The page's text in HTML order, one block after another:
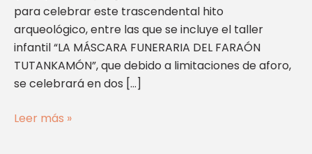
para celebrar este trascendental hito
arqueológico, entre las que se incluye el taller
infantil “LA MÁSCARA FUNERARIA DEL FARAÓN
TUTANKAMÓN”, que debido a limitaciones de aforo,
se celebrará en dos […]
Leer más »